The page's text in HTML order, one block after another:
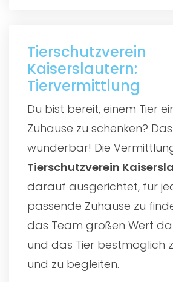
Tierschutzverein
Kaiserslautern:
Tiervermittlung
Du bist bereit, einem Tier
Zuhause zu schenken?
wunderbar! Die
Tierschutzverein
darauf ausgerichtet, für
passende Zuhause zu
das Team großen Wert
und das Tier bestmöglich
und zu begleiten.